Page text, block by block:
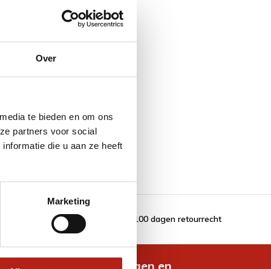
Over
te bieden en om ons
partners voor social
die u aan ze heeft
Marketing
100 dagen retourrecht
nieuwste aanbiedingen en